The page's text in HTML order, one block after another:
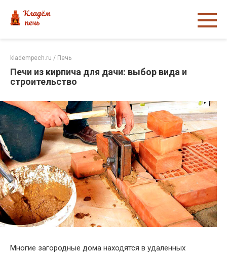
контенту
kladempech.ru / Печь
Печи из кирпича для дачи: выбор вида и
строительство
Многие загородные дома находятся в удаленных